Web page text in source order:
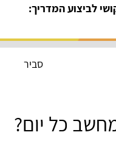
לביצוע המדריך:
סביר
כל יום?